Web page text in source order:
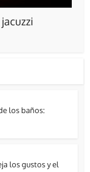
los baños:
los gustos y el